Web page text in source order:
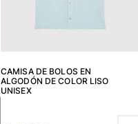
CAMISA DE BOLOS EN
ALGODÓN DE COLOR LISO
UNISEX